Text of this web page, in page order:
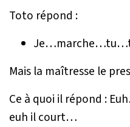
Toto répond :
Mais la maîtresse le
Ce à quoi il répond :
euh il court…